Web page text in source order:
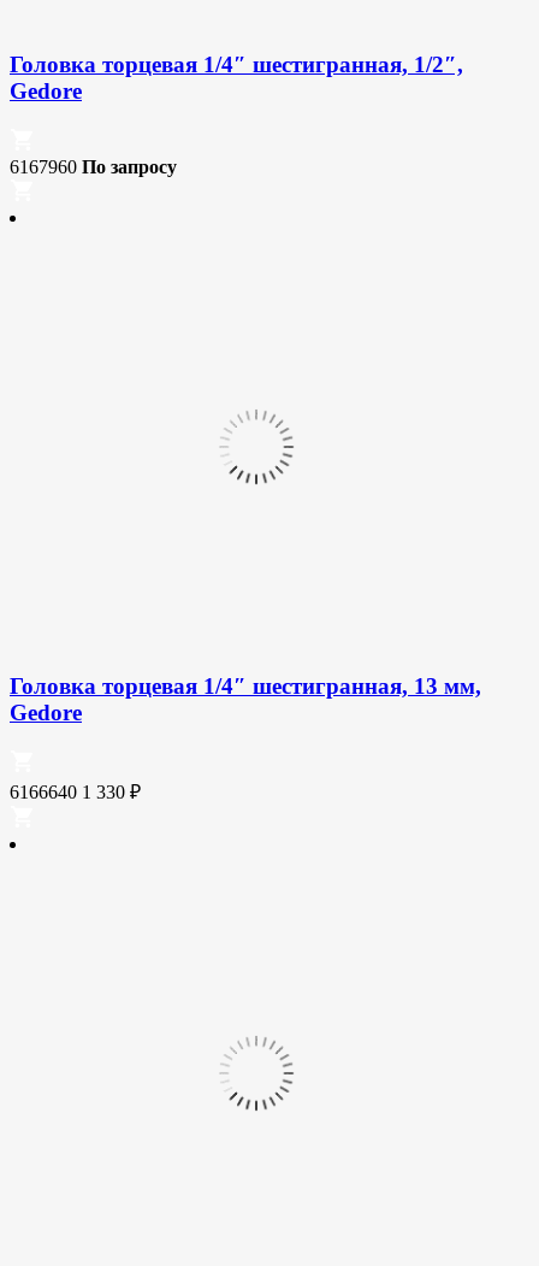
Головка торцевая 1/4″ шестигранная, 1/2″,
Gedore
6167960 По запросу
Головка торцевая 1/4″ шестигранная, 13 мм,
Gedore
6166640 1 330 ₽